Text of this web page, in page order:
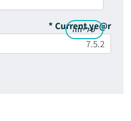
Current ye@r
*